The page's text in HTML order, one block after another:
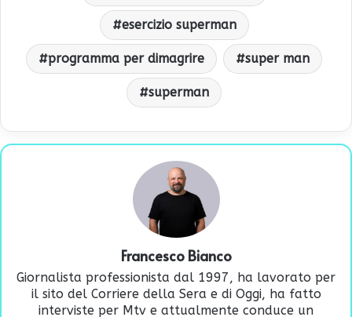
esercizio superman
programma per dimagrire super man
superman
Francesco Bianco
Giornalista professionista dal 1997, ha lavorato per
il sito del Corriere della Sera e di Oggi, ha fatto
interviste per Mtv e attualmente conduce un